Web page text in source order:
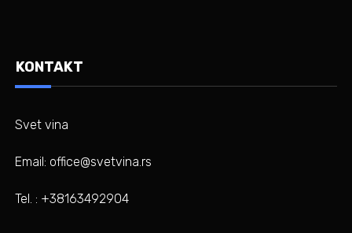
KONTAKT
Svet vina
Email: office@svetvina.rs
Tel. : +38163492904